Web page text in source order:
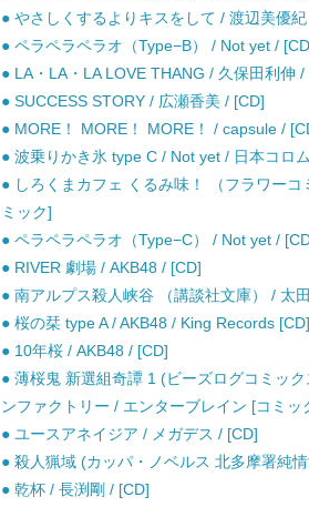
● やさしくするよりキスをして / 渡辺美優
● ペラペラペラオ（Type−B） / Not yet /
● LA・LA・LA LOVE THANG / 久保田利伸 /
● SUCCESS STORY / 広瀬香美 / [CD]
● MORE！ MORE！ MORE！ / capsule /
● 波乗りかき氷 type C / Not yet / 日本コロ
● しろくまカフェ くるみ味！ （フラワー
ミック]
● ペラペラペラオ（Type−C） / Not yet /
● RIVER 劇場 / AKB48 / [CD]
● 南アルプス殺人峡谷 （講談社文庫） / 太
● 桜の栞 type A / AKB48 / King Records [CD]
● 10年桜 / AKB48 / [CD]
● 薄桜鬼 新選組奇譚 1 (ビーズログコミッ
ンファクトリー / エンターブレイン [コミッ
● ユースアネイジア / メガデス / [CD]
● 殺人猟域 (カッパ・ノベルス 北多摩署純
● 乾杯 / 長渕剛 / [CD]